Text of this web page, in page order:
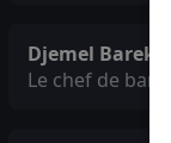
Djemel Barek
Le chef de bande